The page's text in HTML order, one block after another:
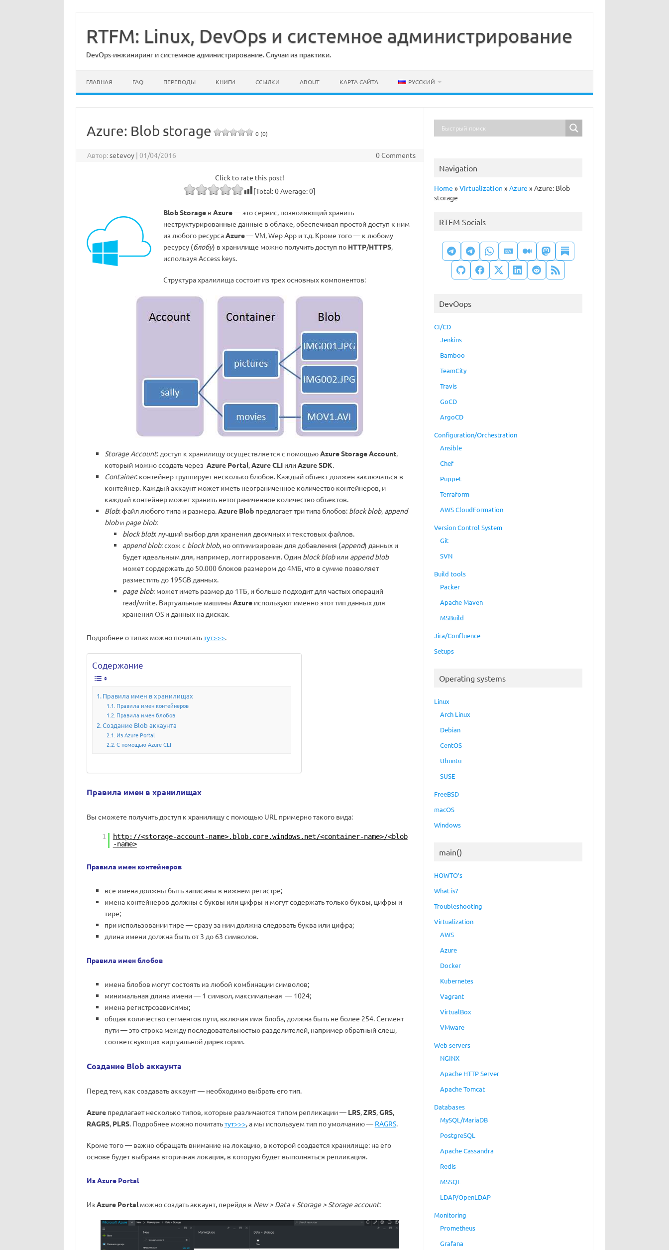
содержимому
RTFM: Linux, DevOps и системное администрирование
DevOps-инжиниринг и системное администрирование. Случаи из практики.
ГЛАВНАЯ FAQ ПЕРЕВОДЫ КНИГИ ССЫЛКИ ABOUT КАРТА САЙТА РУССКИЙ
Azure: Blob storage 0 (0)
Автор:setevoy | 01/04/2016 0 Comments
Click to rate this post!
[Total:0Average:0]
Blob Storageв Azure— это сервис, позволяющий хранить
неструктурированные данные в облаке, обеспечивая простой доступ к ним
из любого ресурсаAzure— VM, Wep App и т.д. Кроме того — к любому
ресурсу (блобу) в хранилище можно получить доступ по HTTP/HTTPS,
используя Access keys.
Структура хралилища состоит из трех основных компонентов:
Storage Account: доступ к хранилищу осуществляется с помощьюAzure Storage Account,
который можно создать через Azure Portal,Azure CLIилиAzure SDK.
Container: контейнер группирует несколько блобов. Каждый объект должен заключаться в
контейнер. Каждый аккаунт может иметь неограниченное количество контейнеров, и
каждый контейнер может хранить нетограниченное количество объектов.
Blob: файл любого типа и размера.Azure Blobпредлагает три типа блобов: block blob, append
blobи page blob:
block blob: лучший выбор для хранения двоичных и текстовых файлов.
append blob: схож с block blob, но оптимизирован для добавления (append) данных и
будет идеальным для, например, логгиррования. Один block blobили append blob
может сордержать до 50.000 блоков размером до 4МБ, что в сумме позволяет
разместить до 195GB данных.
page blob: может иметь размер до 1ТБ, и больше подходит для частых операций
read/write. Виртуальные машины Azureиспользуют именно этот тип данных для
хранения OS и данных на дисках.
Подробнее о типах можно почитатьтут>>>.
Содержание
Правила имен в хранилищах
Правила имен контейнеров
Правила имен блобов
Создание Blob аккаунта
Из Azure Portal
C помощью Azure CLI
Правила имен в хранилищах
Вы сможете получить доступ к хранилищу с помощью URL примерно такого вида:
1
http://<storage-account-name>.blob.core.windows.net/<container-name>/<blob
-name>
Правила имен контейнеров
все имена должны быть записаны в нижнем регистре;
имена контейнеров должны с буквы или цифры и могут содержать только буквы, цифры и
тире;
при использовании тире — сразу за ним должна следовать буква или цифра;
длина имени должна быть от 3 до 63 символов.
Правила имен блобов
имена блобов могут состоять из любой комбинации символов;
минимальная длина имени — 1 символ, максимальная — 1024;
имена регистрозависимы;
общая количество сегментов пути, включая имя блоба, должна быть не более 254. Сегмент
пути — это строка между последовательностью разделителей, например обратный слеш,
соответсвующих виртуальной директории.
Создание Blob аккаунта
Перед тем, как создавать аккаунт — необходимо выбрать его тип.
Azureпредлагает несколько типов, которые различаются типом репликации — LRS,ZRS,GRS,
RAGRS, PLRS. Подробнее можно почитатьтут>>>, а мы используем тип по умолчанию — RAGRS.
Кроме того — важно обращать внимание на локацию, в которой создается хранилище: на его
основе будет выбрана вторичная локация, в которую будет выполняться репликация.
Из Azure Portal
Из Azure Portalможно создать аккаунт, перейдя в New > Data + Storage > Storage account:
Navigation
Home »Virtualization »Azure »Azure: Blob
storage
RTFM Socials
DevOops
CI/CD
Jenkins
Bamboo
TeamCity
Travis
GoCD
ArgoCD
Configuration/Orchestration
Ansible
Chef
Puppet
Terraform
AWS CloudFormation
Version Control System
Git
SVN
Build tools
Packer
Apache Maven
MSBuild
Jira/Confluence
Setups
Operating systems
Linux
Arch Linux
Debian
CentOS
Ubuntu
SUSE
FreeBSD
macOS
Windows
main()
HOWTO’s
What is?
Troubleshooting
Virtualization
AWS
Azure
Docker
Kubernetes
Vagrant
VirtualBox
VMware
Web servers
NGINX
Apache HTTP Server
Apache Tomcat
Databases
MySQL/MariaDB
PostgreSQL
Apache Cassandra
Redis
MSSQL
LDAP/OpenLDAP
Monitoring
Prometheus
Grafana